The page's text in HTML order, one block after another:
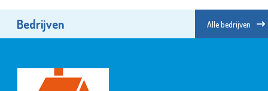
Bedrijven Alle bedrijven